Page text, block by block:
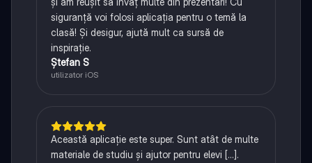
siguranță voi folosi aplicația pentru o temă la
clasă! Și desigur, ajută mult ca sursă de
inspirație.
Ștefan S
utilizator iOS
Această aplicație este super. Sunt atât de multe
materiale de studiu și ajutor pentru elevi [...].